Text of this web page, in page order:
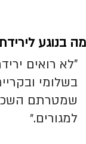
בנוגע
"לא רואים
בשלומי
שמטרתם
למגורים.״